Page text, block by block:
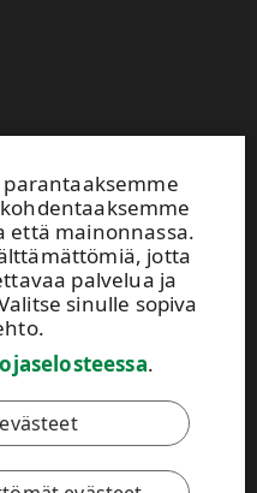
että mainonnassa.
jotta
palvelua ja
sinulle sopiva
.
palvelun avulla.